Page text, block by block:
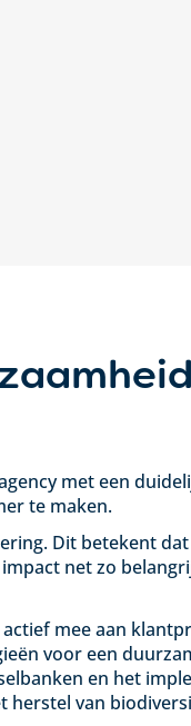
met een
te maken.
Dit betekent
net zo
mee aan
voor een
en het
herstel van